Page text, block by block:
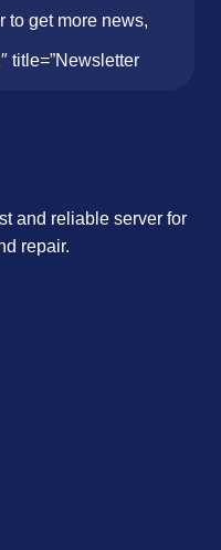
to get more news,
title=”Newsletter
and reliable server for
repair.